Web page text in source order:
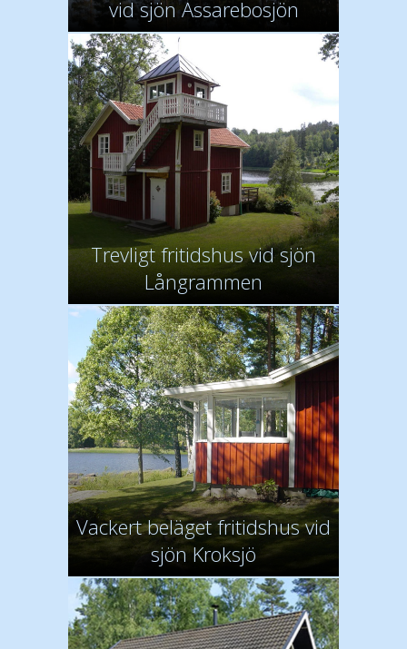
vid sjön Assarebosjön
Trevligt fritidshus vid sjön
Långrammen
Vackert beläget fritidshus vid
sjön Kroksjö